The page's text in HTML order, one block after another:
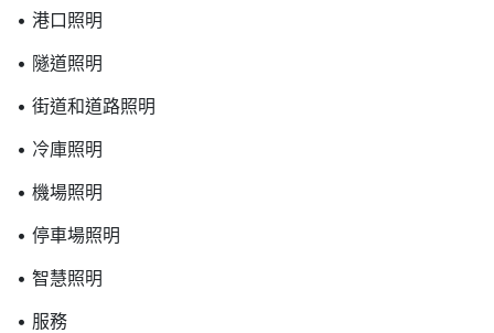
• 港口照明
• 隧道照明
• 街道和道路照明
• 冷庫照明
• 機場照明
• 停車場照明
• 智慧照明
• 服務